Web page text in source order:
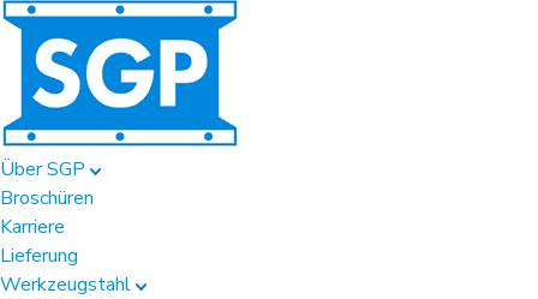
Über SGP
Broschüren
Karriere
Lieferung
Werkzeugstahl